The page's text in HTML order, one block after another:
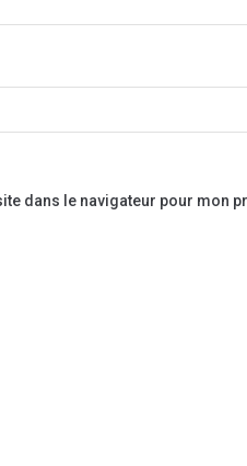
dans le navigateur pour mon